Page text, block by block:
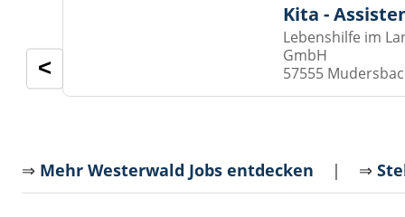
Kita -
Lebenshilfe im
GmbH
57555
<
⇒ Mehr Westerwald Jobs entdecken | ⇒